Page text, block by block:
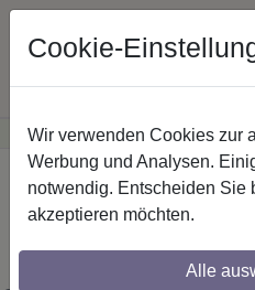
Günstige Versandkosten
Startseite
IL-Stilg. 20 mm 2-lfg.
Silbergrau/Weiß
Cookie-
Wir verwenden Cookies zur
Werbung und Analysen.
notwendig. Entscheiden Sie
akzeptieren möchten.
Alle